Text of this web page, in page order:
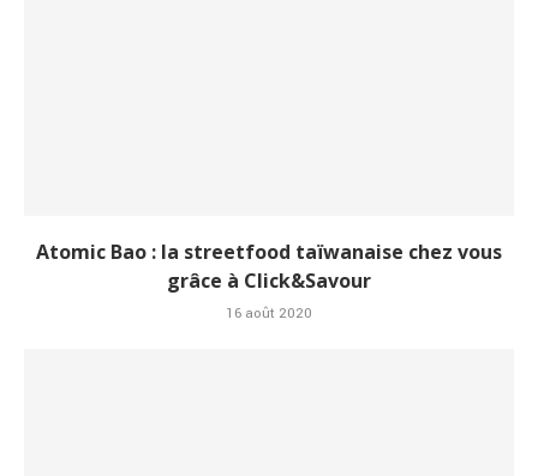
Atomic Bao : la streetfood taïwanaise chez vous
grâce à Click&Savour
16 août 2020